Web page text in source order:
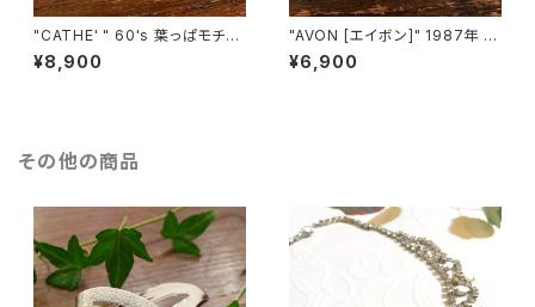
"CATHE' " 60's 葉っぱモチー
フ ヴィンテージブローチ [BV-4
01]
¥8,900
"AVON [エイボン]" 1987年 C
ELIA SEBIRI for AVON 大き
なローズクォーツが付いたヴィ
¥6,900
その他の商品